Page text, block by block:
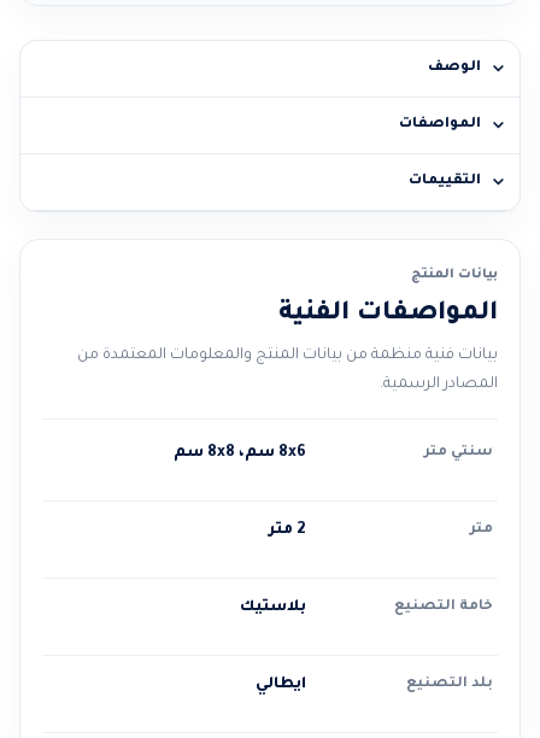
الوصف
المواصفات
التقييمات
بيانات المنتج
المواصفات الفنية
بيانات فنية منظمة من بيانات المنتج والمعلومات المعتمدة من
المصادر الرسمية.
سنتي متر 8x6 سم، 8x8 سم
متر 2 متر
خامة التصنيع بلاستيك
بلد التصنيع ايطالي